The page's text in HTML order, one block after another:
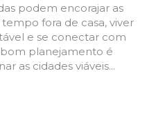
podem encorajar as
fora de casa, viver
e se conectar com
planejamento é
as cidades viáveis...